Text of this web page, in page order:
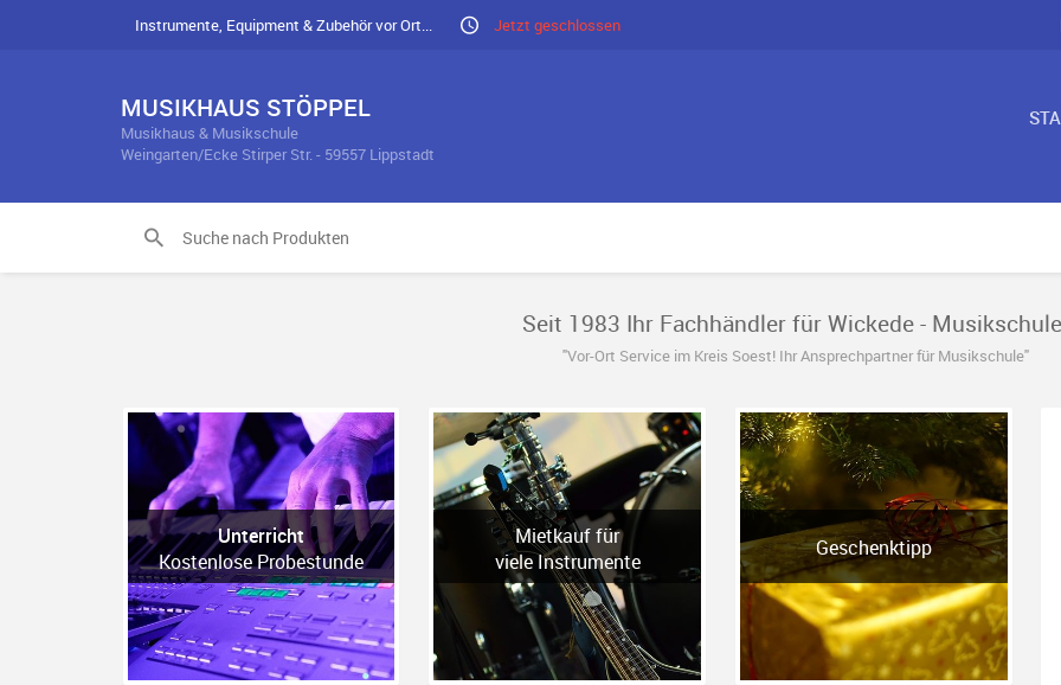
Instrumente, Equipment & Zubehör vor Ort... Jetzt geschlossen
MUSIKHAUS STÖPPEL
Musikhaus & Musikschule
Weingarten/Ecke Stirper Str. - 59557 Lippstadt
Seit 1983 Ihr Fachhändler für Wickede -
"Vor-Ort Service im Kreis Soest! Ihr Ansprechpartner für Musikschule"
Unterricht
Kostenlose Probestunde
Mietkauf für
viele Instrumente
Geschenktipp